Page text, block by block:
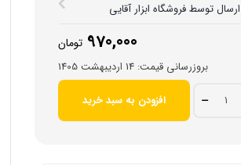
ارسال توسط فروشگاه ابزار آقایی
970,000 تومان
بروزرسانی قیمت: 14 اردیبهشت 1405
افزودن به سبد خرید